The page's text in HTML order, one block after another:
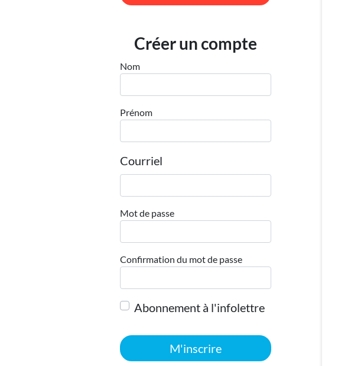
Créer un compte
Nom
Prénom
Courriel
Mot de passe
Confirmation du mot de passe
Abonnement à l'infolettre
M'inscrire